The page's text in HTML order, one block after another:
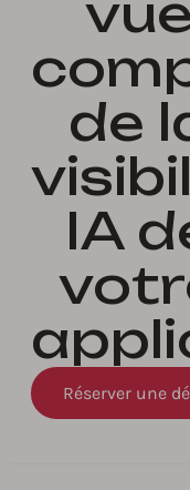
vue
de
IA
Réserver une